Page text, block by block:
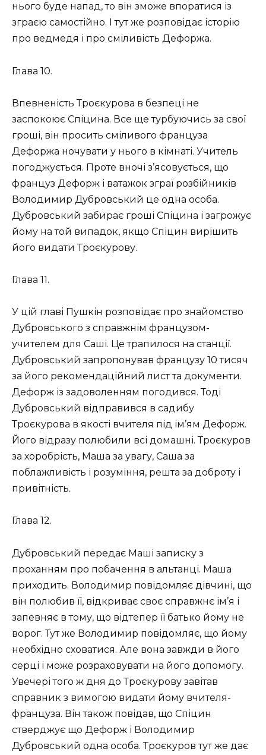
нього буде напад, то він зможе впоратися із
зграєю самостійно. І тут же розповідає історію
про ведмедя і про сміливість Дефоржа.
Глава 10.
Впевненість Троєкурова в безпеці не
заспокоює Спіцина. Все ще турбуючись за свої
гроші, він просить сміливого француза
Дефоржа ночувати у нього в кімнаті. Учитель
погоджується. Проте вночі з’ясовується, що
француз Дефорж і ватажок зграї розбійників
Володимир Дубровський це одна особа.
Дубровський забирає гроші Спіцина і загрожує
йому на той випадок, якщо Спіцин вирішить
його видати Троєкурову.
Глава 11.
У цій главі Пушкін розповідає про знайомство
Дубровського з справжнім французом-
учителем для Саші. Це трапилося на станції.
Дубровський запропонував французу 10 тисяч
за його рекомендаційний лист та документи.
Дефорж із задоволенням погодився. Тоді
Дубровський відправився в садибу
Троєкурова в якості вчителя під ім’ям Дефорж.
Його відразу полюбили всі домашні. Троєкуров
за хоробрість, Маша за увагу, Саша за
поблажливість і розуміння, решта за доброту і
привітність.
Глава 12.
Дубровський передає Маші записку з
проханням про побачення в альтанці. Маша
приходить. Володимир повідомляє дівчині, що
він полюбив її, відкриває своє справжнє ім’я і
запевняє в тому, що відтепер її батько йому не
ворог. Тут же Володимир повідомляє, що йому
необхідно сховатися. Але вона завжди в його
серці і може розраховувати на його допомогу.
Увечері того ж дня до Троєкурову завітав
справник з вимогою видати йому вчителя-
француза. Він також повідав, що Спіцин
стверджує що Дефорж і Володимир
Дубровський одна особа. Троєкуров тут же дає